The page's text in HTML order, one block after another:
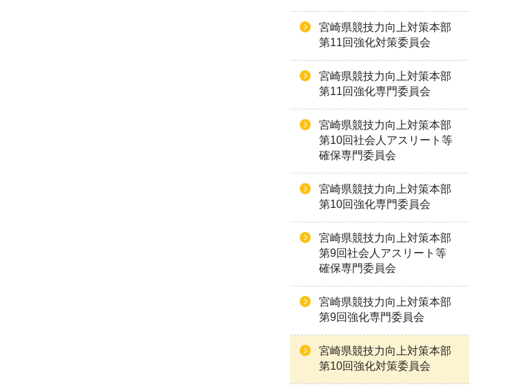
宮崎県競技力向上対策本部
第11回強化対策委員会
宮崎県競技力向上対策本部
第11回強化専門委員会
宮崎県競技力向上対策本部
第10回社会人アスリート等
確保専門委員会
宮崎県競技力向上対策本部
第10回強化専門委員会
宮崎県競技力向上対策本部
第9回社会人アスリート等
確保専門委員会
宮崎県競技力向上対策本部
第9回強化専門委員会
宮崎県競技力向上対策本部
第10回強化対策委員会